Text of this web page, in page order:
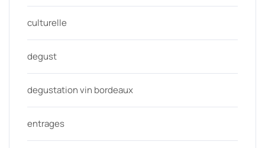
culturelle
degust
degustation vin bordeaux
entrages